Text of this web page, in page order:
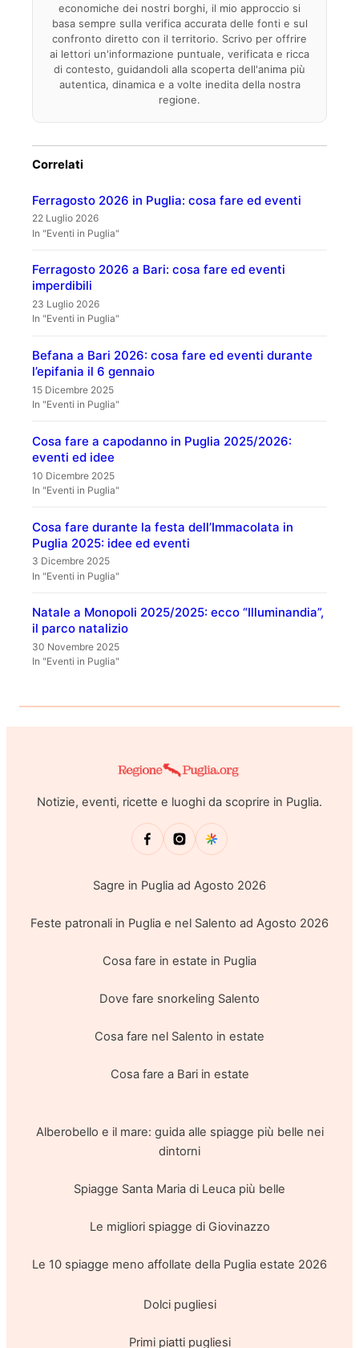
economiche dei nostri borghi, il mio approccio si
basa sempre sulla verifica accurata delle fonti e sul
confronto diretto con il territorio. Scrivo per offrire
ai lettori un'informazione puntuale, verificata e ricca
di contesto, guidandoli alla scoperta dell'anima più
autentica, dinamica e a volte inedita della nostra
regione.
Correlati
Ferragosto 2026 in Puglia: cosa fare ed eventi
22 Luglio 2026
In "Eventi in Puglia"
Ferragosto 2026 a Bari: cosa fare ed eventi
imperdibili
23 Luglio 2026
In "Eventi in Puglia"
Befana a Bari 2026: cosa fare ed eventi durante
l’epifania il 6 gennaio
15 Dicembre 2025
In "Eventi in Puglia"
Cosa fare a capodanno in Puglia 2025/2026:
eventi ed idee
10 Dicembre 2025
In "Eventi in Puglia"
Cosa fare durante la festa dell’Immacolata in
Puglia 2025: idee ed eventi
3 Dicembre 2025
In "Eventi in Puglia"
Natale a Monopoli 2025/2025: ecco “Illuminandia”,
il parco natalizio
30 Novembre 2025
In "Eventi in Puglia"
Notizie, eventi, ricette e luoghi da scoprire in Puglia.
Sagre in Puglia ad Agosto 2026
Feste patronali in Puglia e nel Salento ad Agosto 2026
Cosa fare in estate in Puglia
Dove fare snorkeling Salento
Cosa fare nel Salento in estate
Cosa fare a Bari in estate
Alberobello e il mare: guida alle spiagge più belle nei
dintorni
Spiagge Santa Maria di Leuca più belle
Le migliori spiagge di Giovinazzo
Le 10 spiagge meno affollate della Puglia estate 2026
Dolci pugliesi
Primi piatti pugliesi